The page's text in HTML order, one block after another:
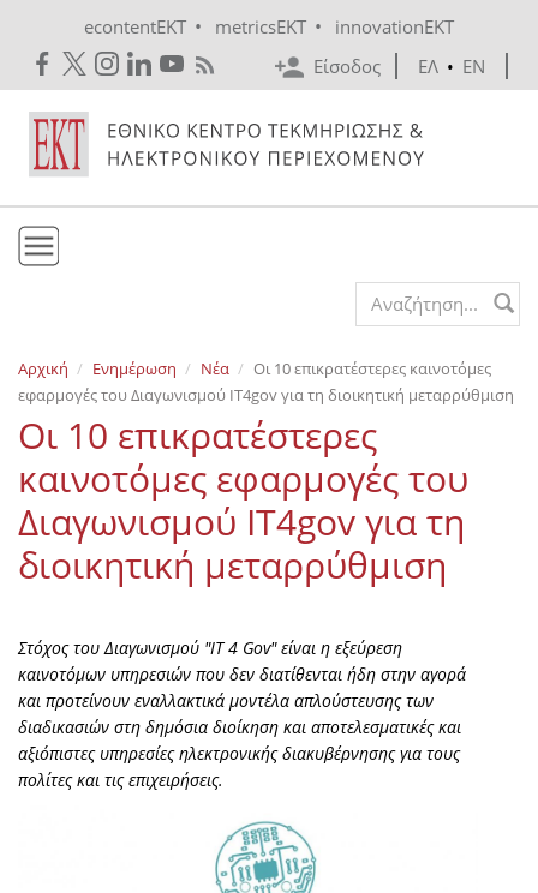
econtentEKT • metricsEKT •
innovationEKT
Είσοδος
ΕΛ • EN
Εκδόσεις
Επικοινωνία
Search form
Αρχική Ενημέρωση Νέα
Οι 10 επικρατέστερες καινοτόμες
εφαρμογές του Διαγωνισμού ΙΤ4gov για τη διοικητική μεταρρύθμιση
Οι 10 επικρατέστερες
καινοτόμες εφαρμογές του
Διαγωνισμού ΙΤ4gov για τη
διοικητική μεταρρύθμιση
Στόχος του Διαγωνισμού "ΙΤ 4 Gov" είναι η εξεύρεση
καινοτόμων υπηρεσιών που δεν διατίθενται ήδη στην αγορά
και προτείνουν εναλλακτικά μοντέλα απλούστευσης των
διαδικασιών στη δημόσια διοίκηση και αποτελεσματικές και
αξιόπιστες υπηρεσίες ηλεκτρονικής διακυβέρνησης για τους
πολίτες και τις επιχειρήσεις.